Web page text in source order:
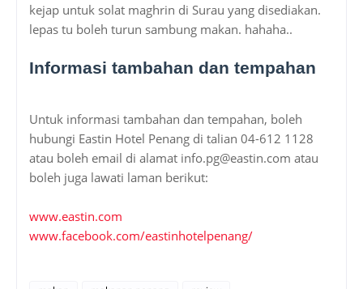
kejap untuk solat maghrin di Surau yang disediakan.
lepas tu boleh turun sambung makan. hahaha..
Informasi tambahan dan tempahan
Untuk informasi tambahan dan tempahan, boleh
hubungi Eastin Hotel Penang di talian 04-612 1128
atau boleh email di alamat info.pg@eastin.com atau
boleh juga lawati laman berikut:
www.eastin.com
www.facebook.com/eastinhotelpenang/